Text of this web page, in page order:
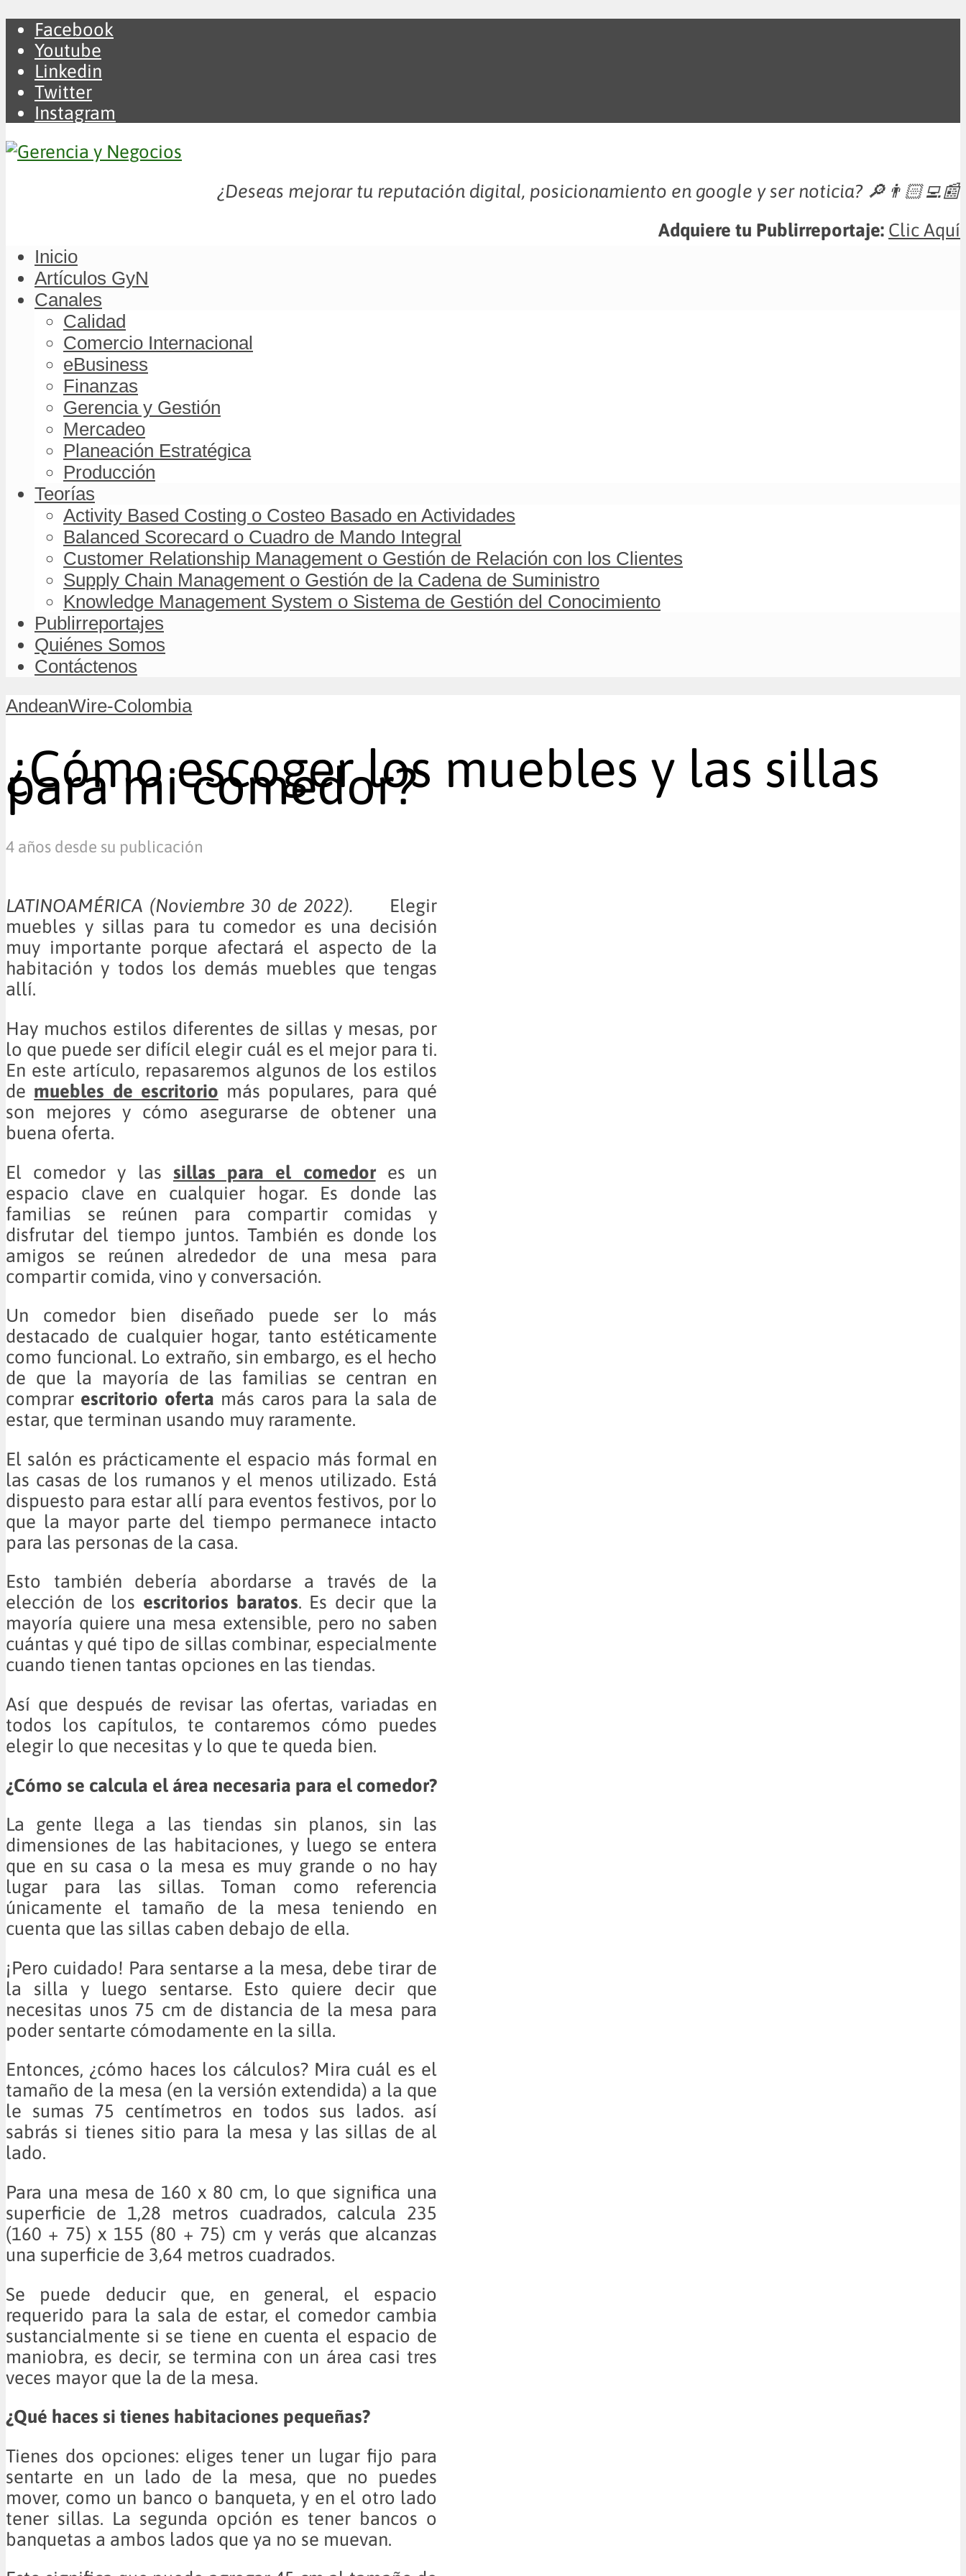
Facebook
Youtube
Linkedin
Twitter
Instagram
¿Deseas mejorar tu reputación digital, posicionamiento en google y ser noticia? 🔎👨🏻‍💻📰
Adquiere tu Publirreportaje: Clic Aquí
Inicio
Artículos GyN
Canales
Calidad
Comercio Internacional
eBusiness
Finanzas
Gerencia y Gestión
Mercadeo
Planeación Estratégica
Producción
Teorías
Activity Based Costing o Costeo Basado en Actividades
Balanced Scorecard o Cuadro de Mando Integral
Customer Relationship Management o Gestión de Relación con los Clientes
Supply Chain Management o Gestión de la Cadena de Suministro
Knowledge Management System o Sistema de Gestión del Conocimiento
Publirreportajes
Quiénes Somos
Contáctenos
AndeanWire-Colombia
¿Cómo escoger los muebles y las sillas
para mi comedor?
4 años desde su publicación
LATINOAMÉRICA (Noviembre 30 de 2022). Elegir
muebles y sillas para tu comedor es una decisión
muy importante porque afectará el aspecto de la
habitación y todos los demás muebles que tengas
allí.
Hay muchos estilos diferentes de sillas y mesas, por
lo que puede ser difícil elegir cuál es el mejor para ti.
En este artículo, repasaremos algunos de los estilos
de muebles de escritorio más populares, para qué
son mejores y cómo asegurarse de obtener una
buena oferta.
El comedor y las sillas para el comedores un
espacio clave en cualquier hogar. Es donde las
familias se reúnen para compartir comidas y
disfrutar del tiempo juntos. También es donde los
amigos se reúnen alrededor de una mesa para
compartir comida, vino y conversación.
Un comedor bien diseñado puede ser lo más
destacado de cualquier hogar, tanto estéticamente
como funcional. Lo extraño, sin embargo, es el hecho
de que la mayoría de las familias se centran en
comprar escritorio oferta más caros para la sala de
estar, que terminan usando muy raramente.
El salón es prácticamente el espacio más formal en
las casas de los rumanos y el menos utilizado. Está
dispuesto para estar allí para eventos festivos, por lo
que la mayor parte del tiempo permanece intacto
para las personas de la casa.
Esto también debería abordarse a través de la
elección de los escritorios baratos. Es decir que la
mayoría quiere una mesa extensible, pero no saben
cuántas y qué tipo de sillas combinar, especialmente
cuando tienen tantas opciones en las tiendas.
Así que después de revisar las ofertas, variadas en
todos los capítulos, te contaremos cómo puedes
elegir lo que necesitas y lo que te queda bien.
¿Cómo se calcula el área necesaria para el comedor?
La gente llega a las tiendas sin planos, sin las
dimensiones de las habitaciones, y luego se entera
que en su casa o la mesa es muy grande o no hay
lugar para las sillas. Toman como referencia
únicamente el tamaño de la mesa teniendo en
cuenta que las sillas caben debajo de ella.
¡Pero cuidado! Para sentarse a la mesa, debe tirar de
la silla y luego sentarse. Esto quiere decir que
necesitas unos 75 cm de distancia de la mesa para
poder sentarte cómodamente en la silla.
Entonces, ¿cómo haces los cálculos? Mira cuál es el
tamaño de la mesa (en la versión extendida) a la que
le sumas 75 centímetros en todos sus lados. así
sabrás si tienes sitio para la mesa y las sillas de al
lado.
Para una mesa de 160 x 80 cm, lo que significa una
superficie de 1,28 metros cuadrados, calcula 235
(160 + 75) x 155 (80 + 75) cm y verás que alcanzas
una superficie de 3,64 metros cuadrados.
Se puede deducir que, en general, el espacio
requerido para la sala de estar, el comedor cambia
sustancialmente si se tiene en cuenta el espacio de
maniobra, es decir, se termina con un área casi tres
veces mayor que la de la mesa.
¿Qué haces si tienes habitaciones pequeñas?
Tienes dos opciones: eliges tener un lugar fijo para
sentarte en un lado de la mesa, que no puedes
mover, como un banco o banqueta, y en el otro lado
tener sillas. La segunda opción es tener bancos o
banquetas a ambos lados que ya no se muevan.